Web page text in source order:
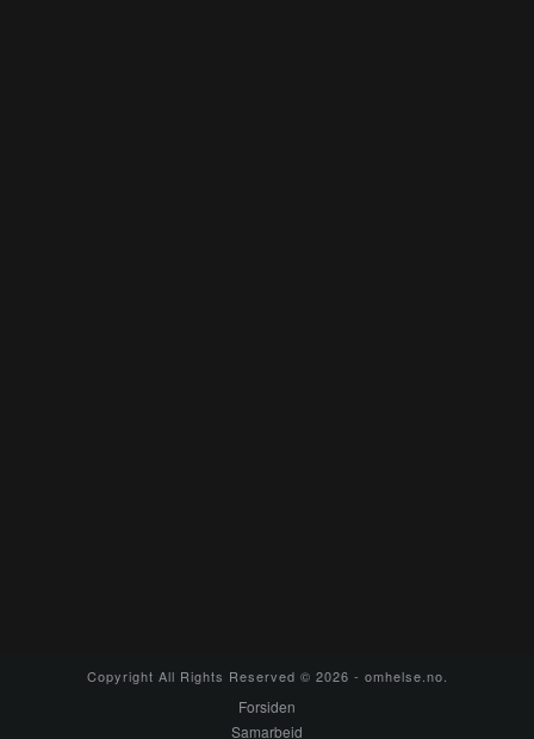
Copyright All Rights Reserved © 2026 - omhelse.no.
Forsiden
Samarbeid